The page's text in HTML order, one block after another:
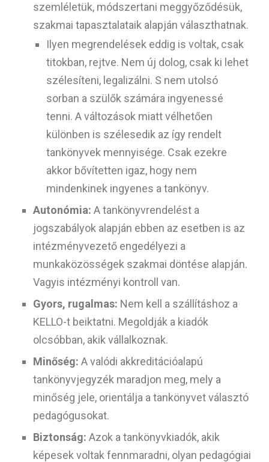
szemléletük, módszertani meggyőződésük,
szakmai tapasztalataik alapján választhatnak.
Ilyen megrendelések eddig is voltak, csak
titokban, rejtve. Nem új dolog, csak ki lehet
szélesíteni, legalizálni. S nem utolsó
sorban a szülők számára ingyenessé
tenni. A változások miatt vélhetően
különben is szélesedik az így rendelt
tankönyvek mennyisége. Csak ezekre
akkor bővítetten igaz, hogy nem
mindenkinek ingyenes a tankönyv.
Autonómia: A tankönyvrendelést a
jogszabályok alapján ebben az esetben is az
intézményvezető engedélyezi a
munkaközösségek szakmai döntése alapján.
Vagyis intézményi kontroll van.
Gyors, rugalmas: Nem kell a szállításhoz a
KELLO-t beiktatni. Megoldják a kiadók
olcsóbban, akik vállalkoznak.
Minőség: A valódi akkreditációalapú
tankönyvjegyzék maradjon meg, mely a
minőség jele, orientálja a tankönyvet választó
pedagógusokat.
Biztonság: Azok a tankönyvkiadók, akik
képesek voltak fennmaradni, olyan pedagógiai